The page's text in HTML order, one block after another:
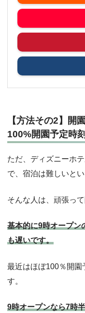
【方法その2】開
100%開園予定時
ただ、ディズニーホ
で、宿泊は難しいと
そんな人は、頑張っ
基本的に9時オープン
も遅いです。
最近はほぼ100％開園
す。
9時オープンなら7時